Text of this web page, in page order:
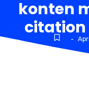
konten
citation
-